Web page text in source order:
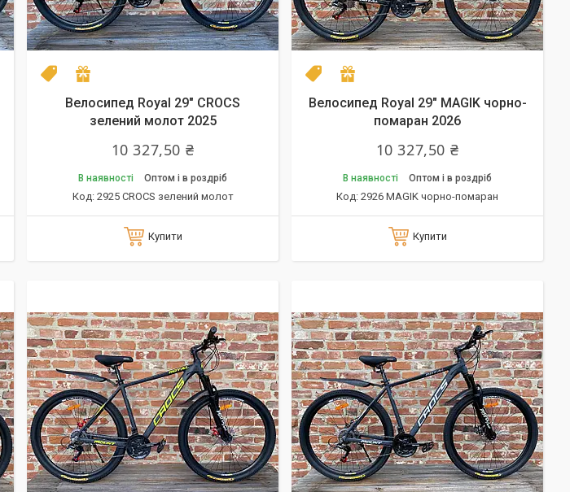
NEW model 2025
Велосипед Royal 29" CROCS
зелений молот 2025
10 327,50 ₴
В наявності Оптом і в роздріб
2925 CROCS зелений молот
Купити
NEW model 2026
Велосипед Royal 29" MAGIK чорно-
помаран 2026
10 327,50 ₴
В наявності Оптом і в роздріб
2926 MAGIK чорно-помаран
Купити